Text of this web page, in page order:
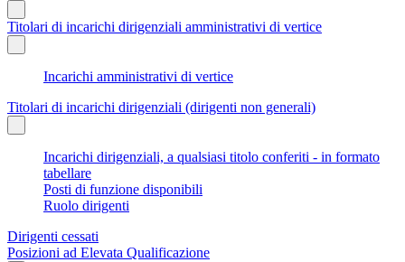
Titolari di incarichi dirigenziali amministrativi di vertice
Incarichi amministrativi di vertice
Titolari di incarichi dirigenziali (dirigenti non generali)
Incarichi dirigenziali, a qualsiasi titolo conferiti - in formato
tabellare
Posti di funzione disponibili
Ruolo dirigenti
Dirigenti cessati
Posizioni ad Elevata Qualificazione